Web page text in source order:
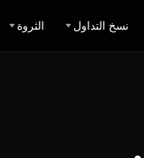
نسخ التداول الثروة